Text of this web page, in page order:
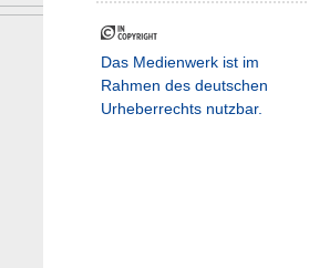
Das Medienwerk ist im
Rahmen des deutschen
Urheberrechts nutzbar.